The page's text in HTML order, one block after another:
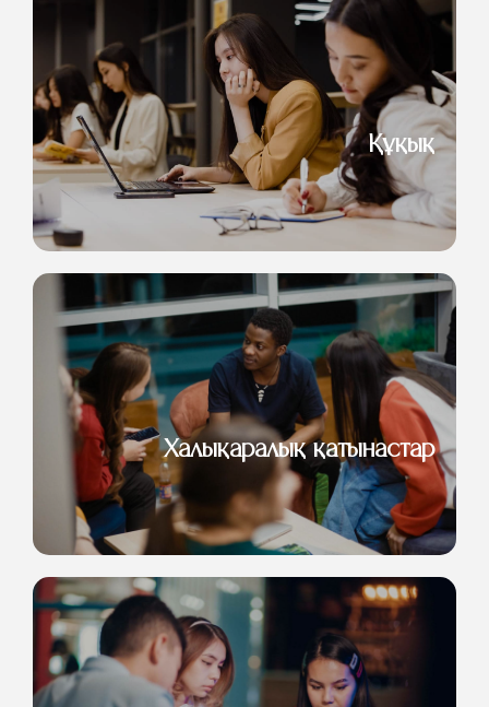
Құқық
Халықаралық қатынастар